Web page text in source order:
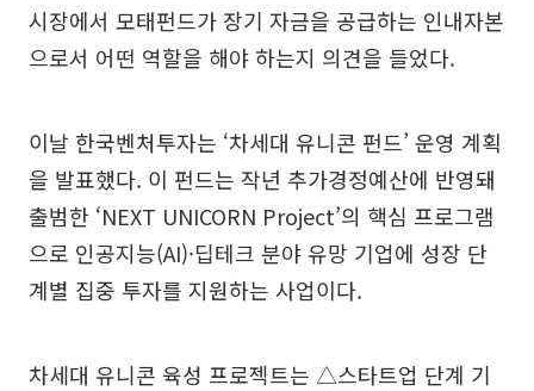
시장에서 모태펀드가 장기 자금을 공급하는 인내자본
으로서 어떤 역할을 해야 하는지 의견을 들었다.
이날 한국벤처투자는 ‘차세대 유니콘 펀드’ 운영 계획
을 발표했다. 이 펀드는 작년 추가경정예산에 반영돼
출범한 ‘NEXT UNICORN Project’의 핵심 프로그램
으로 인공지능(AI)·딥테크 분야 유망 기업에 성장 단
계별 집중 투자를 지원하는 사업이다.
차세대 유니콘 육성 프로젝트는 △스타트업 단계 기